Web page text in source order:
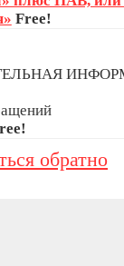
Free!
обратно